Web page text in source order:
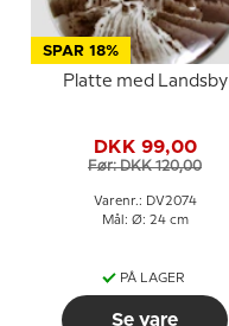
SPAR 18%
Platte med Landsby
DKK 99,00
Før: DKK 120,00
Varenr.: DV2074
Mål: Ø: 24 cm
PÅ LAGER
Se vare